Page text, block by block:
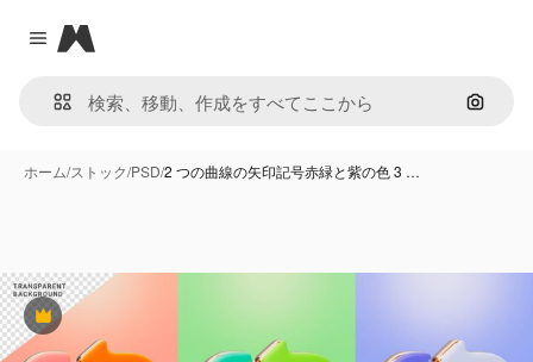
Close menu
Magnific
画像で
ホーム/ストック/PSD/2 つの曲線の矢印記号赤緑と紫の色 3 …
Premium